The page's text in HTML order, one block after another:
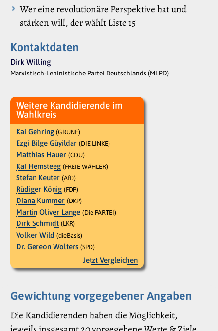
Wer eine revolutionäre Perspektive hat und
stärken will, der wählt Liste 15
Kontaktdaten
Dirk Willing
Marxistisch-Leninistische Partei Deutschlands (MLPD)
Weitere Kandidierende im
Wahlkreis
Kai Gehring (GRÜNE)
Ezgi Bilge Güyildar (DIE LINKE)
Matthias Hauer (CDU)
Kai Hemsteeg (FREIE WÄHLER)
Stefan Keuter (AfD)
Rüdiger König (FDP)
Diana Kummer (DKP)
Martin Oliver Lange (Die PARTEI)
Dirk Schmidt (LKR)
Volker Wild (dieBasis)
Dr. Gereon Wolters (SPD)
Jetzt Vergleichen
Gewichtung vorgegebener Angaben
Die Kandidierenden haben die Möglichkeit,